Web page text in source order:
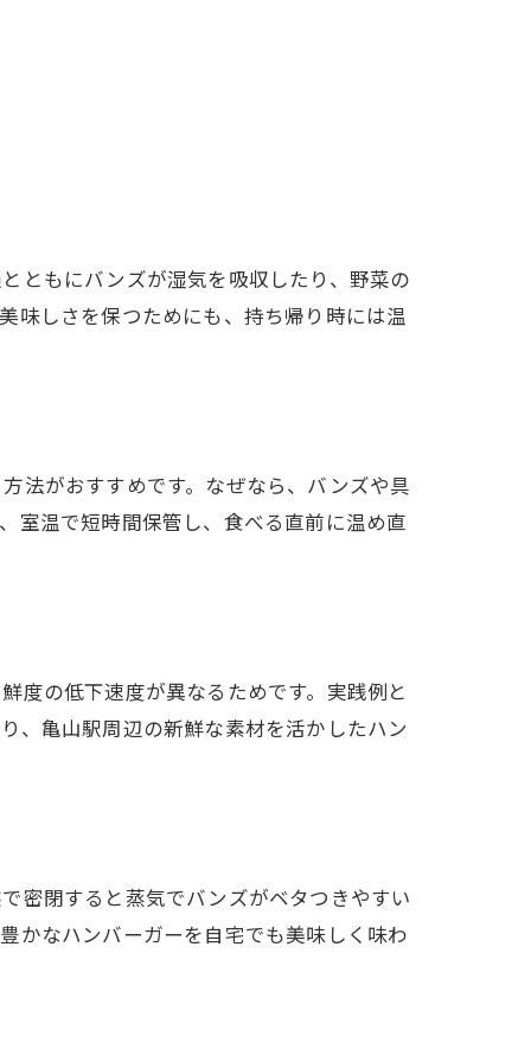
ともにバンズが湿気を吸収したり、野菜の
味しさを保つためにも、持ち帰り時には温
法がおすすめです。なぜなら、バンズや具
室温で短時間保管し、食べる直前に温め直
度の低下速度が異なるためです。実践例と
、亀山駅周辺の新鮮な素材を活かしたハン
密閉すると蒸気でバンズがベタつきやすい
かなハンバーガーを自宅でも美味しく味わ